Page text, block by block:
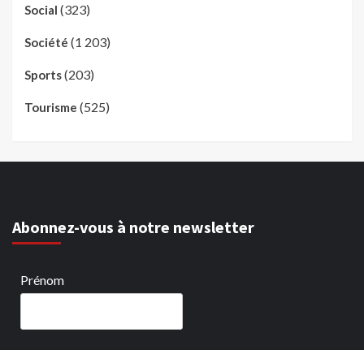
Social (323)
Société (1 203)
Sports(203)
Tourisme (525)
Abonnez-vous à notre newsletter
Prénom